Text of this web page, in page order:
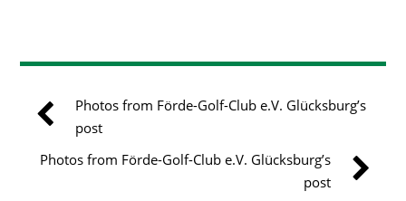
Photos from Förde-Golf-Club e.V. Glücksburg’s
post
Photos from Förde-Golf-Club e.V. Glücksburg’s
post